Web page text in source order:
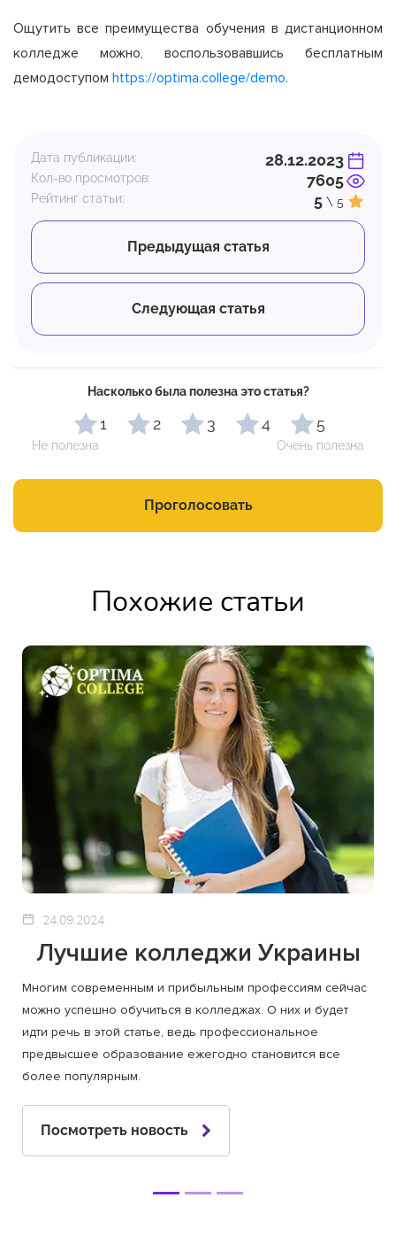
Ощутить все преимущества обучения в дистанционном
колледже можно, воспользовавшись бесплатным
демодоступом https://optima.college/demo.
Дата публикации: 28.12.2023
Кол-во просмотров: 7605
Рейтинг статьи: 5 \ 5
Предыдущая статья
Следующая статья
Насколько была полезна это статья?
1 2 3 4 5
Не полезна Очень полезна
Проголосовать
Похожие статьи
24.09.2024
Лучшие колледжи Украины
Многим современным и прибыльным профессиям сейчас
можно успешно обучиться в колледжах. О них и будет
идти речь в этой статье, ведь профессиональное
предвысшее образование ежегодно становится все
более популярным.
Посмотреть новость